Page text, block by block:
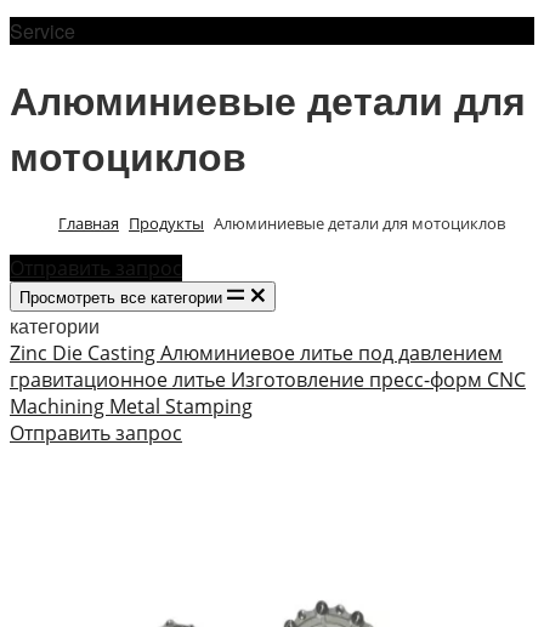
Service
Алюминиевые детали для
мотоциклов
Главная Продукты Алюминиевые детали для мотоциклов
Отправить запрос
Просмотреть все категории
категории
Zinc Die CastingАлюминиевое литье под давлением
гравитационное литье Изготовление пресс-форм CNC
Machining Metal Stamping
Отправить запрос